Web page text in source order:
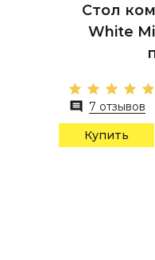
Стол
White
7 отзывов
Купить